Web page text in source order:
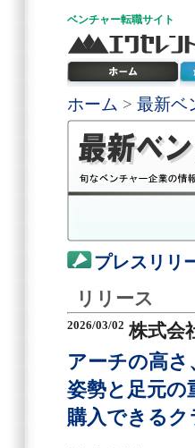
ベンチャー転職サイト
ホーム > 最新ベ
プレスリリ
リリース
2026/03/02 株式会
アーチの高
姿勢と足元の
購入できる